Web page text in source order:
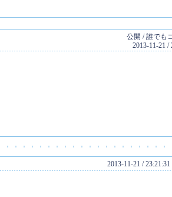
公開 / 誰でも
2013-11-21 /
2013-11-21 / 23:21:31